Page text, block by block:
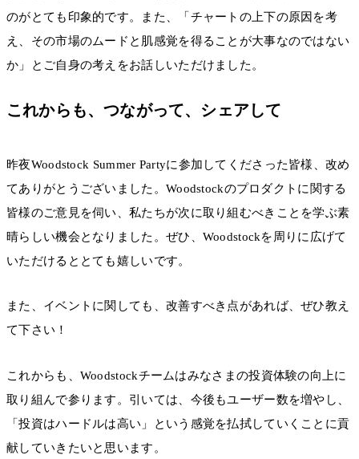
のがとても印象的です。また、「チャートの上下の原因を考
え、その市場のムードと肌感覚を得ることが大事なのではない
か」とご自身の考えをお話しいただけました。
これからも、つながって、シェアして
昨夜Woodstock Summer Partyに参加してくださった皆様、改め
てありがとうございました。Woodstockのプロダクトに関する
皆様のご意見を伺い、私たちが次に取り組むべきことを学ぶ素
晴らしい機会となりました。ぜひ、Woodstockを周りに広げて
いただけるととても嬉しいです。
また、イベントに関しても、改善すべき点があれば、ぜひ教え
て下さい！
これからも、Woodstockチームはみなさまの投資体験の向上に
取り組んで参ります。引いては、今後もユーザー数を増やし、
「投資はハードルは高い」という感覚を払拭していくことに貢
献していきたいと思います。